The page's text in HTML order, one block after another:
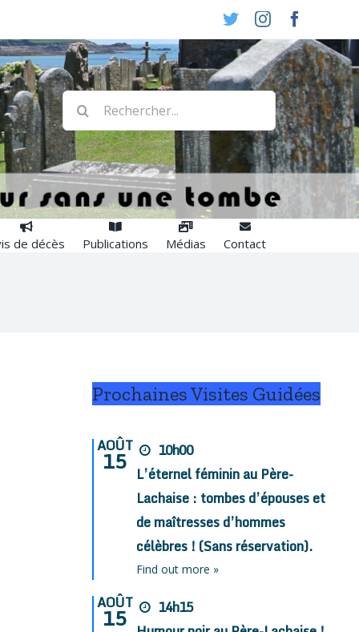
TwitterInstagram
Rechercher:
de décès Publications Médias Contact
Prochaines Visites Guidées
AOÛT
15
10h00
L’éternel féminin au Père-
Lachaise : tombes d’épouses et
de maîtresses d’hommes
célèbres ! (Sans réservation).
Find out more »
AOÛT
15
14h15